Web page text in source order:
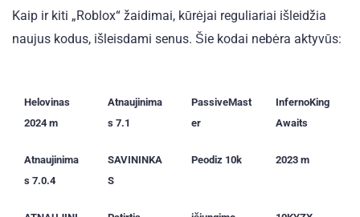
Kaip ir kiti „Roblox“ žaidimai, kūrėjai reguliariai išleidžia
naujus kodus, išleisdami senus. Šie kodai nebėra aktyvūs:
Helovinas
2024 m
Atnaujinima
s 7.1
PassiveMast
er
InfernoKing
Awaits
Atnaujinima
s 7.0.4
SAVININKA
S
Peodiz 10k 2023 m